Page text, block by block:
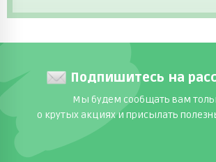
Подпишитесь на
Мы будем сообщать вам
о крутых акциях и присылать